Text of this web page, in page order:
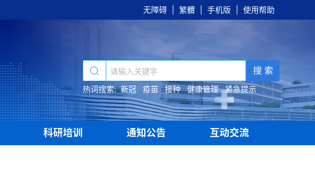
无障碍 繁體 手机版 使用帮助
搜 索
热词搜索: 新冠 疫苗 接种 健康管理 紧急提示
科研培训 通知公告 互动交流